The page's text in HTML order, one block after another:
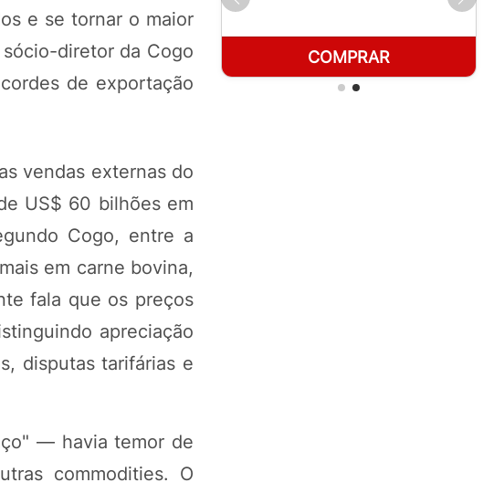
e se tornar o maior
diretor da Cogo
de exportação
vendas externas do
US$ 60 bilhões em
Cogo, entre a
em carne bovina,
fala que os preços
apreciação
disputas tarifárias e
— havia temor de
commodities. O
COMPRAR COMPRAR